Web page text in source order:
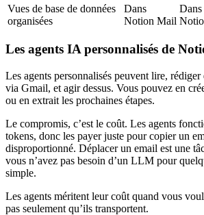
Vues de base de données
organisées
Dans
Notion Mail
Dans
Les agents IA personnalisés de
Les agents personnalisés peuvent lire,
via Gmail, et agir dessus. Vous pouvez en
ou en extrait les prochaines étapes.
Le compromis, c’est le coût. Les agents
tokens, donc les payer juste pour copier un
disproportionné. Déplacer un email est une
vous n’avez pas besoin d’un LLM pour
simple.
Les agents méritent leur coût quand vous
pas seulement qu’ils transportent.